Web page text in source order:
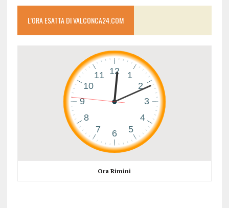
L’ORA ESATTA DI VALCONCA24.COM
Ora Rimini